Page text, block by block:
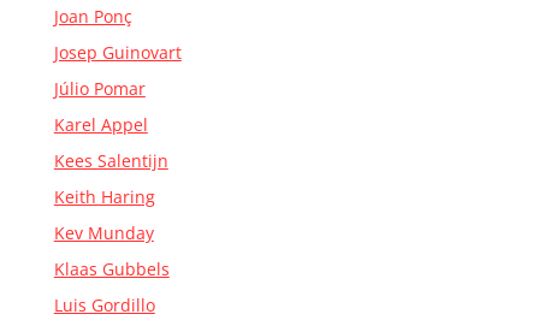
Joan Ponç
Josep Guinovart
Júlio Pomar
Karel Appel
Kees Salentijn
Keith Haring
Kev Munday
Klaas Gubbels
Luis Gordillo